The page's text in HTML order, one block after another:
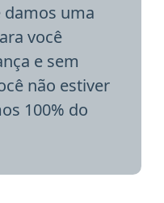
uma
você
e sem
não estiver
100% do